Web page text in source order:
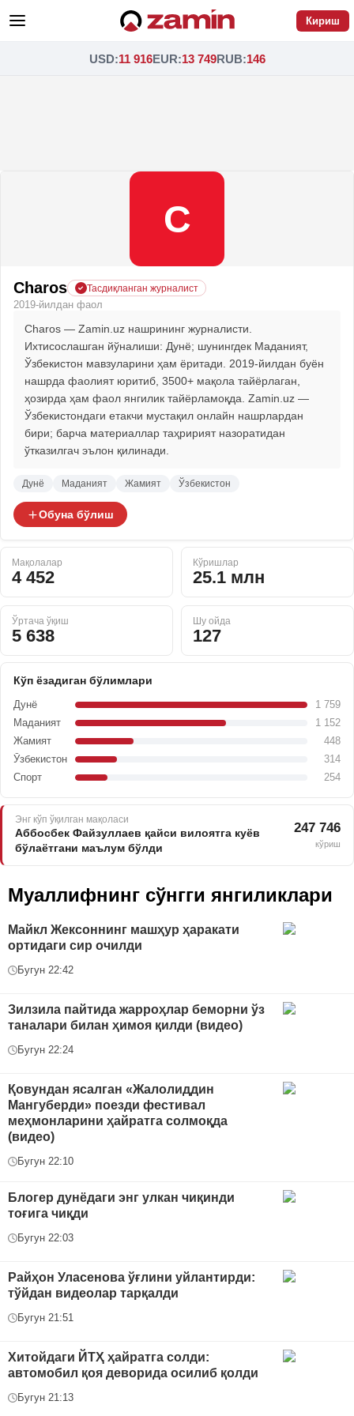
Кириш
USD:11 916EUR:13 749RUB:146
C
Charos Тасдиқланган журналист
2019-йилдан фаол
Charos — Zamin.uz нашрининг журналисти.
Ихтисослашган йўналиши: Дунё; шунингдек Маданият,
Ўзбекистон мавзуларини ҳам ёритади. 2019-йилдан буён
нашрда фаолият юритиб, 3500+ мақола тайёрлаган,
ҳозирда ҳам фаол янгилик тайёрламоқда. Zamin.uz —
Ўзбекистондаги етакчи мустақил онлайн нашрлардан
бири; барча материаллар таҳририят назоратидан
ўтказилгач эълон қилинади.
Дунё Маданият Жамият Ўзбекистон
Обуна бўлиш
Мақолалар
4 452
Кўришлар
25.1 млн
Ўртача ўқиш
5 638
Шу ойда
127
Кўп ёзадиган бўлимлари
Дунё 1 759
Маданият 1 152
Жамият 448
Ўзбекистон 314
Спорт 254
Энг кўп ўқилган мақоласи
Аббосбек Файзуллаев қайси вилоятга куёв
бўлаётгани маълум бўлди
247 746
кўриш
Муаллифнинг сўнгги янгиликлари
Майкл Жексоннинг машҳур ҳаракати
ортидаги сир очилди
Бугун 22:42
Зилзила пайтида жарроҳлар беморни ўз
таналари билан ҳимоя қилди (видео)
Бугун 22:24
Қовундан ясалган «Жалолиддин
Мангуберди» поезди фестивал
меҳмонларини ҳайратга солмоқда
(видео)
Бугун 22:10
Блогер дунёдаги энг улкан чиқинди
тоғига чиқди
Бугун 22:03
Райҳон Уласенова ўғлини уйлантирди:
тўйдан видеолар тарқалди
Бугун 21:51
Хитойдаги ЙТҲ ҳайратга солди:
автомобил қоя деворида осилиб қолди
Бугун 21:13